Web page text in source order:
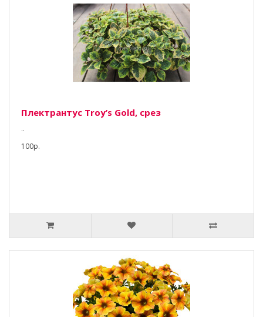
Плектрантус Тroy’s Gold, срез
..
100р.